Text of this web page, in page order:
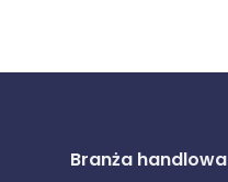
Branża handlowa